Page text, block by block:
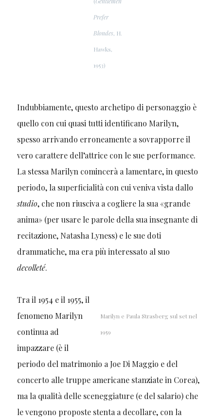
Prefer
Blondes, H.
Hawks,
1953)
Indubbiamente, questo archetipo di personaggio è
quello con cui quasi tutti identificano Marilyn,
spesso arrivando erroneamente a sovrapporre il
vero carattere dell’attrice con le sue performance.
La stessa Marilyn comincerà a lamentare, in questo
periodo, la superficialità con cui veniva vista dallo
studio, che non riusciva a cogliere la sua «grande
anima» (per usare le parole della sua insegnante di
recitazione, Natasha Lyness) e le sue doti
drammatiche, ma era più interessato al suo
decolleté.
Marilyn e Paula Strasberg sul set nel
1959
Tra il 1954 e il 1955, il
fenomeno Marilyn
continua ad
impazzare (è il
periodo del matrimonio a Joe Di Maggio e del
concerto alle truppe americane stanziate in Corea),
ma la qualità delle sceneggiature (e del salario) che
le vengono proposte stenta a decollare, con la